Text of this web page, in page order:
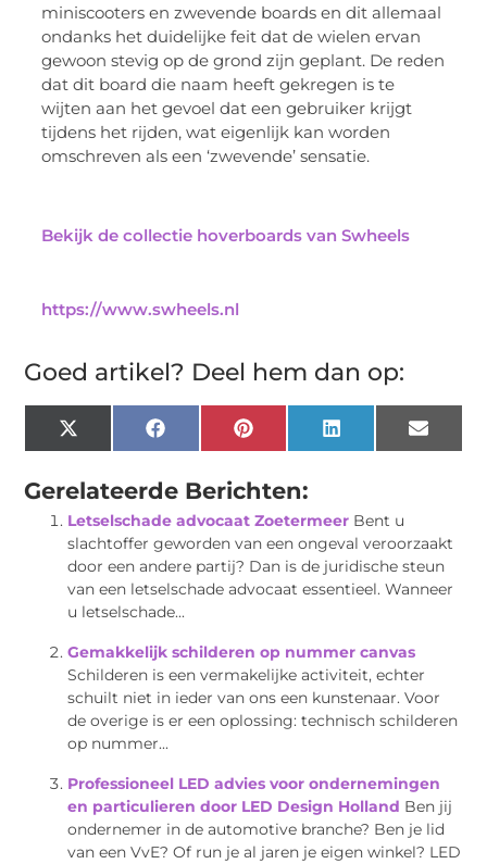
miniscooters en zwevende boards en dit allemaal
ondanks het duidelijke feit dat de wielen ervan
gewoon stevig op de grond zijn geplant. De reden
dat dit board die naam heeft gekregen is te
wijten aan het gevoel dat een gebruiker krijgt
tijdens het rijden, wat eigenlijk kan worden
omschreven als een ‘zwevende’ sensatie.
Bekijk de collectie hoverboards van Swheels
https://www.swheels.nl
Goed artikel? Deel hem dan op:
X
(Twitter)
FacebookPinterestLinkedInEmail
Gerelateerde Berichten:
Letselschade advocaat Zoetermeer Bent u
slachtoffer geworden van een ongeval veroorzaakt
door een andere partij? Dan is de juridische steun
van een letselschade advocaat essentieel. Wanneer
u letselschade...
Gemakkelijk schilderen op nummer canvas
Schilderen is een vermakelijke activiteit, echter
schuilt niet in ieder van ons een kunstenaar. Voor
de overige is er een oplossing: technisch schilderen
op nummer...
Professioneel LED advies voor ondernemingen
en particulieren door LED Design Holland Ben jij
ondernemer in de automotive branche? Ben je lid
van een VvE? Of run je al jaren je eigen winkel? LED